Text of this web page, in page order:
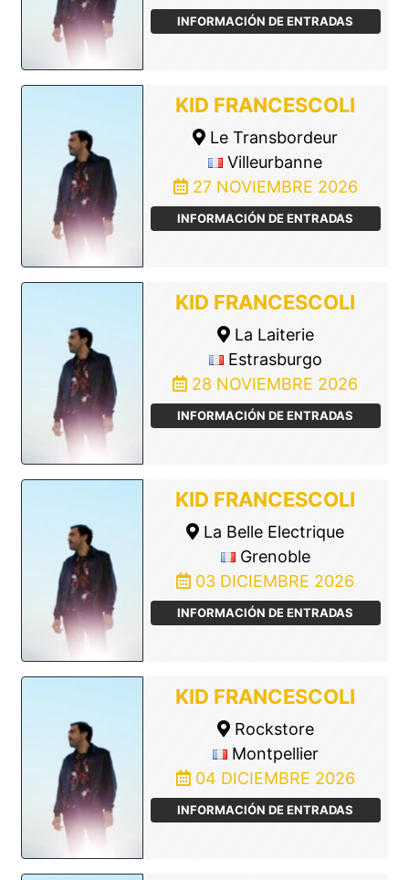
INFORMACIÓN DE ENTRADAS
KID FRANCESCOLI
Le Transbordeur
Villeurbanne
27 NOVIEMBRE 2026
INFORMACIÓN DE ENTRADAS
KID FRANCESCOLI
La Laiterie
Estrasburgo
28 NOVIEMBRE 2026
INFORMACIÓN DE ENTRADAS
KID FRANCESCOLI
La Belle Electrique
Grenoble
03 DICIEMBRE 2026
INFORMACIÓN DE ENTRADAS
KID FRANCESCOLI
Rockstore
Montpellier
04 DICIEMBRE 2026
INFORMACIÓN DE ENTRADAS